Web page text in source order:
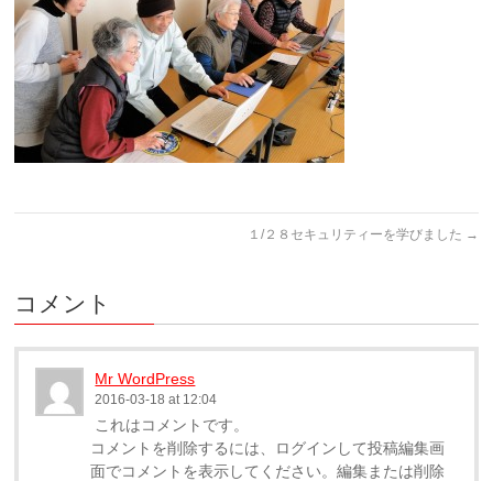
１/２８セキュリティーを学びました →
コメント
Mr WordPress
2016-03-18 at 12:04
これはコメントです。
コメントを削除するには、ログインして投稿編集画
面でコメントを表示してください。編集または削除